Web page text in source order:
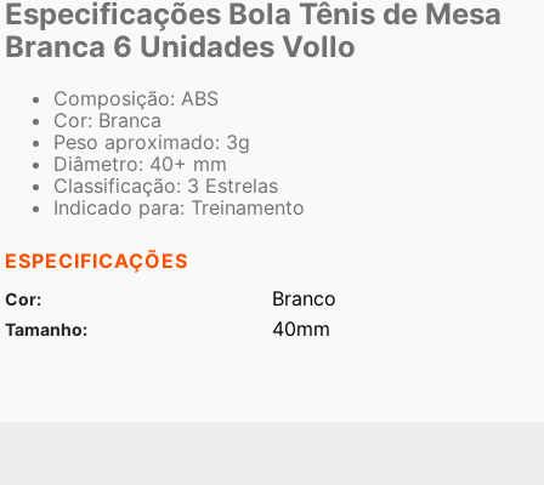
Especificações Bola Tênis de Mesa
Branca 6 Unidades Vollo
Composição: ABS
Cor: Branca
Peso aproximado: 3g
Diâmetro: 40+ mm
Classificação: 3 Estrelas
Indicado para: Treinamento
ESPECIFICAÇÕES
Cor Branco
Tamanho 40mm